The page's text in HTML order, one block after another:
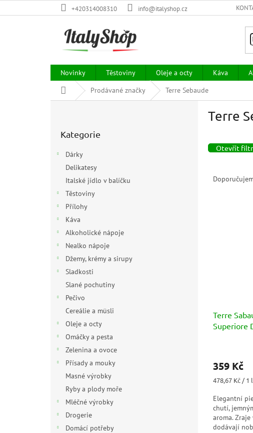
na
+420314008310 info@italyshop.cz
Novinky Těstoviny Oleje a octy Káva
Domů
Prodávané značky Terre Sebaude
kategorie
Kategorie
Dárky
Delikatesy
Italské jídlo v balíčku
Těstoviny
Přílohy
Káva
Alkoholické nápoje
Nealko nápoje
Džemy, krémy a sirupy
Sladkosti
Slané pochutiny
Pečivo
Cereálie a müsli
Oleje a octy
Omáčky a pesta
Zelenina a ovoce
Přísady a mouky
Masné výrobky
Ryby a plody moře
Mléčné výrobky
Drogerie
Domácí potřeby
Terre
Otevřít filtr
Terre
Superiore
359 Kč
Měrná
478,67 Kč / 1 l
Elegantní
chutí,
aroma.
dodávají